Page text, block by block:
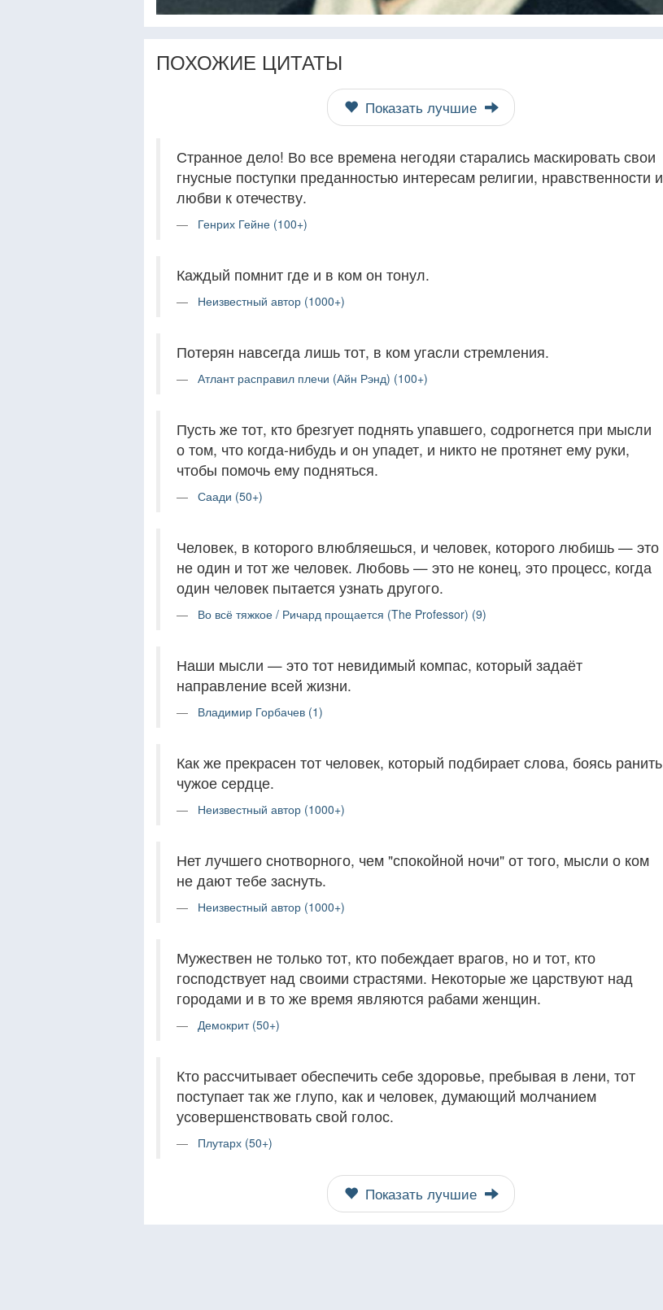
ПОХОЖИЕ ЦИТАТЫ
Показать лучшие
Странное дело! Во все времена негодяи старались маскировать свои
гнусные поступки преданностью интересам религии, нравственности и
любви к отечеству.
Генрих Гейне (100+)
Каждый помнит где и в ком он тонул.
Неизвестный автор (1000+)
Потерян навсегда лишь тот, в ком угасли стремления.
Атлант расправил плечи (Айн Рэнд) (100+)
Пусть же тот, кто брезгует поднять упавшего, содрогнется при мысли
о том, что когда-нибудь и он упадет, и никто не протянет ему руки,
чтобы помочь ему подняться.
Саади (50+)
Человек, в которого влюбляешься, и человек, которого любишь — это
не один и тот же человек. Любовь — это не конец, это процесс, когда
один человек пытается узнать другого.
Во всё тяжкое / Ричард прощается (The Professor) (9)
Наши мысли — это тот невидимый компас, который задаёт
направление всей жизни.
Владимир Горбачев (1)
Как же прекрасен тот человек, который подбирает слова, боясь ранить
чужое сердце.
Неизвестный автор (1000+)
Нет лучшего снотворного, чем "спокойной ночи" от того, мысли о ком
не дают тебе заснуть.
Неизвестный автор (1000+)
Мужествен не только тот, кто побеждает врагов, но и тот, кто
господствует над своими страстями. Некоторые же царствуют над
городами и в то же время являются рабами женщин.
Демокрит (50+)
Кто рассчитывает обеспечить себе здоровье, пребывая в лени, тот
поступает так же глупо, как и человек, думающий молчанием
усовершенствовать свой голос.
Плутарх (50+)
Показать лучшие